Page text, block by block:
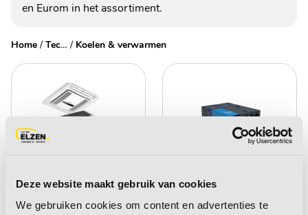
Deze website maakt gebruik van cookies
We gebruiken cookies om content en advertenties te
en Eurom in het assortiment.
Home / Technische accessoires / Koelen & verwarmen
Dakairco's Bankairco's